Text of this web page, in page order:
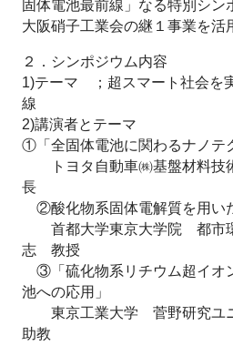
固体電池最前線」なる特別シン
大阪硝子工業会の継１事業を活
２．シンポジウム内容
1)テーマ ；超スマート社会を
線
2)講演者とテーマ
①「全固体電池に関わるナノテ
トヨタ自動車㈱基盤材料
長
②酸化物系固体電解質を用い
首都大学東京大学院 都
志 教授
③「硫化物系リチウム超イオ
池への応用」
東京工業大学 菅野研究
助教